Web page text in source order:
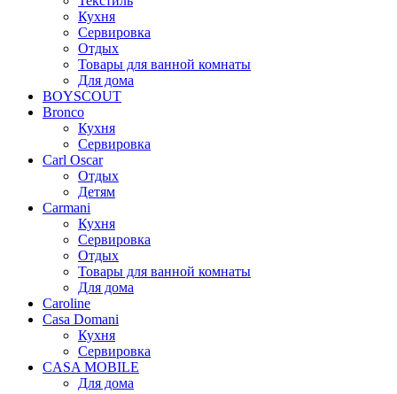
Кухня
Сервировка
Отдых
Товары для ванной комнаты
Для дома
BOYSCOUT
Bronco
Кухня
Сервировка
Carl Oscar
Отдых
Детям
Carmani
Кухня
Сервировка
Отдых
Товары для ванной комнаты
Для дома
Caroline
Casa Domani
Кухня
Сервировка
CASA MOBILE
Для дома